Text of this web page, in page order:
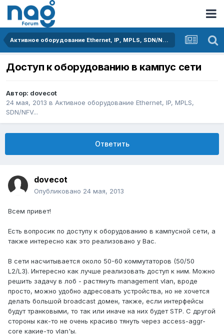
Активное оборудование Ethernet, IP, MPLS, SDN/NFV...
Доступ к оборудованию в кампус сети
Автор: dovecot
24 мая, 2013 в Активное оборудование Ethernet, IP, MPLS,
SDN/NFV...
Ответить
dovecot
Опубликовано 24 мая, 2013
Всем привет!
Есть вопросик по доступу к оборудованию в кампусной сети, а
также интересно как это реализовано у Вас.
В сети насчитывается около 50-60 коммутаторов (50/50
L2/L3). Интересно как лучше реализовать доступ к ним. Можно
решить задачу в лоб - растянуть management vlan, вроде
просто, можно удобно адресовать устройства, но не хочется
делать большой broadcast домен, также, если интерфейсы
будут транковыми, то так или иначе на них будет STP. С другой
стороны как-то не очень красиво тянуть через access-aggr-
core какие-то vlan'ы.